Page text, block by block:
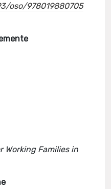
oso/978019880705
Working Families in